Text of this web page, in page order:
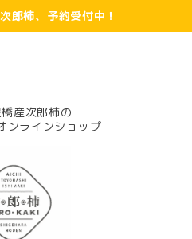
郎柿、予約受付中！
産次郎柿の